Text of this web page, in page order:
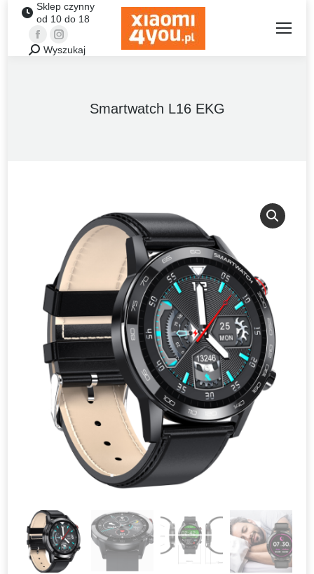
Sklep czynny
od 10 do 18
FacebookInstagram
Szukaj:Wyszukaj
Smartwatch L16 EKG